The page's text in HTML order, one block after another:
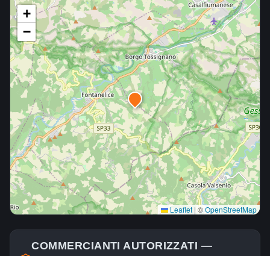
+
−
Leaflet | ©OpenStreetMap
COMMERCIANTI AUTORIZZATI —